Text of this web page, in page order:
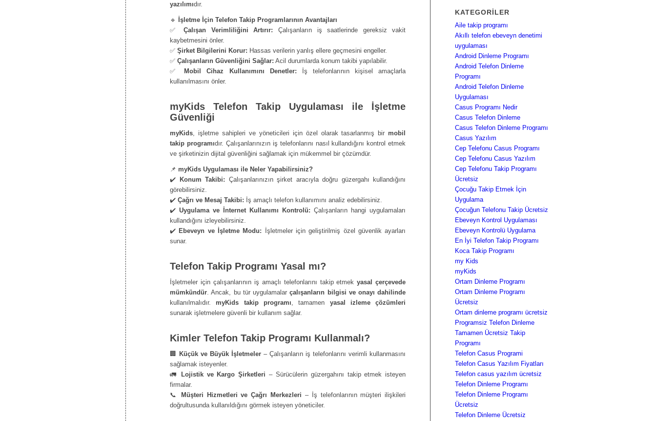
yazılımıdır.
🔹
İşletme İçin Telefon Takip Programlarının Avantajları
✅Çalışan Verimliliğini Artırır: Çalışanların iş saatlerinde gereksiz vakit
kaybetmesini önler.
✅ Şirket Bilgilerini Korur: Hassas verilerin yanlış ellere geçmesini engeller.
✅ Çalışanların Güvenliğini Sağlar: Acil durumlarda konum takibi yapılabilir.
✅
Mobil Cihaz Kullanımını Denetler: İş telefonlarının kişisel amaçlarla
kullanılmasını önler.
myKids Telefon Takip Uygulaması ile İşletme
Güvenliği
myKids, işletme sahipleri ve yöneticileri için özel olarak tasarlanmış bir mobil
takip programıdır. Çalışanlarınızın iş telefonlarını nasıl kullandığını kontrol etmek
ve şirketinizin dijital güvenliğini sağlamak için mükemmel bir çözümdür.
📌 myKids Uygulaması ile Neler Yapabilirsiniz?
✔️
Konum Takibi: Çalışanlarınızın şirket aracıyla doğru güzergahı kullandığını
görebilirsiniz.
✔️ Çağrı ve Mesaj Takibi: İş amaçlı telefon kullanımını analiz edebilirsiniz.
✔️Uygulama ve İnternet Kullanımı Kontrolü: Çalışanların hangi uygulamaları
kullandığını izleyebilirsiniz.
✔️ Ebeveyn ve İşletme Modu: İşletmeler için geliştirilmiş özel güvenlik ayarları
sunar.
Telefon Takip Programı Yasal mı?
İşletmeler için çalışanlarının iş amaçlı telefonlarını takip etmekyasal çerçevede
mümkündür. Ancak, bu tür uygulamalarçalışanların bilgisi ve onayı dahilinde
kullanılmalıdır. myKids takip programı, tamamen yasal izleme çözümleri
sunarak işletmelere güvenli bir kullanım sağlar.
Kimler Telefon Takip Programı Kullanmalı?
🏢 Küçük ve Büyük İşletmeler – Çalışanların iş telefonlarını verimli kullanmasını
sağlamak isteyenler.
🚛
Lojistik ve Kargo Şirketleri – Sürücülerin güzergahını takip etmek isteyen
firmalar.
📞
Müşteri Hizmetleri ve Çağrı Merkezleri – İş telefonlarının müşteri ilişkileri
doğrultusunda kullanıldığını görmek isteyen yöneticiler.
KATEGORILER
Aile takip programı
Akıllı telefon ebeveyn denetimi
uygulaması
Android Dinleme Programı
Android Telefon Dinleme
Programı
Android Telefon Dinleme
Uygulaması
Casus Programı Nedir
Casus Telefon Dinleme
Casus Telefon Dinleme Programı
Casus Yazılım
Cep Telefonu Casus Programı
Cep Telefonu Casus Yazılım
Cep Telefonu Takip Programı
Ücretsiz
Çocuğu Takip Etmek İçin
Uygulama
Çocuğun Telefonu Takip Ücretsiz
Ebeveyn Kontrol Uygulaması
Ebeveyn Kontrolü Uygulama
En İyi Telefon Takip Programı
Koca Takip Programı
my Kids
myKids
Ortam Dinleme Programı
Ortam Dinleme Programı
Ücretsiz
Ortam dinleme programı ücretsiz
Programsiz Telefon Dinleme
Tamamen Ücretsiz Takip
Programı
Telefon Casus Programi
Telefon Casus Yazılım Fiyatları
Telefon casus yazılım ücretsiz
Telefon Dinleme Programı
Telefon Dinleme Programı
Ücretsiz
Telefon Dinleme Ücretsiz